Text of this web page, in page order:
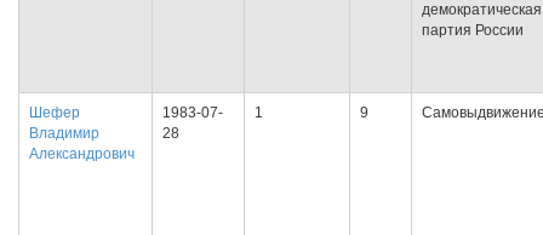
демократическая
партия России
Шефер
Владимир
Александрович
1983-07-
28
1 9